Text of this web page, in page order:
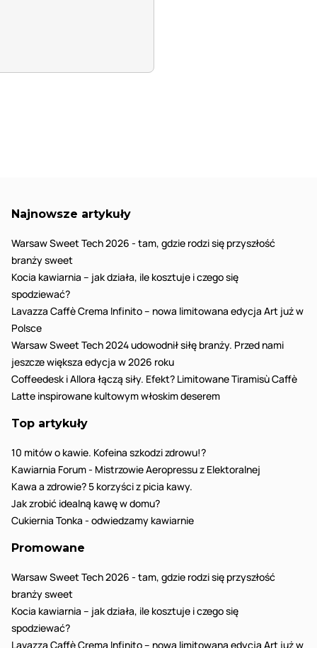
Najnowsze artykuły
Warsaw Sweet Tech 2026 - tam, gdzie rodzi się przyszłość
branży sweet
Kocia kawiarnia – jak działa, ile kosztuje i czego się
spodziewać?
Lavazza Caffè Crema Infinito – nowa limitowana edycja Art już w
Polsce
Warsaw Sweet Tech 2024 udowodnił siłę branży. Przed nami
jeszcze większa edycja w 2026 roku
Coffeedesk i Allora łączą siły. Efekt? Limitowane Tiramisù Caffè
Latte inspirowane kultowym włoskim deserem
Top artykuły
10 mitów o kawie. Kofeina szkodzi zdrowu!?
Kawiarnia Forum - Mistrzowie Aeropressu z Elektoralnej
Kawa a zdrowie? 5 korzyści z picia kawy.
Jak zrobić idealną kawę w domu?
Cukiernia Tonka - odwiedzamy kawiarnie
Promowane
Warsaw Sweet Tech 2026 - tam, gdzie rodzi się przyszłość
branży sweet
Kocia kawiarnia – jak działa, ile kosztuje i czego się
spodziewać?
Lavazza Caffè Crema Infinito – nowa limitowana edycja Art już w